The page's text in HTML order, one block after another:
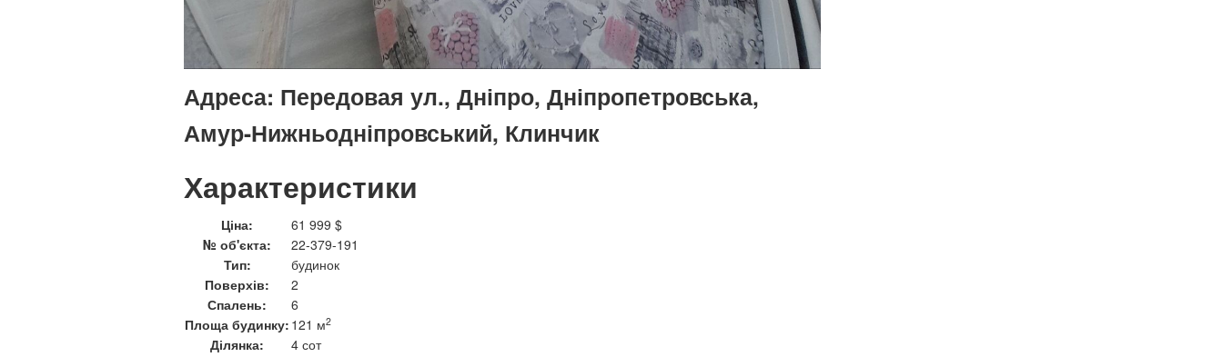
Адреса: Передовая ул., Дніпро, Дніпропетровська,
Амур-Нижньодніпровський, Клинчик
Характеристики
Ціна:
61 999 $
№ об'єкта:
22-379-191
Тип:
будинок
Поверхів:
2
Спалень:
6
Площа будинку: 121 м2
Ділянка: 4 сот